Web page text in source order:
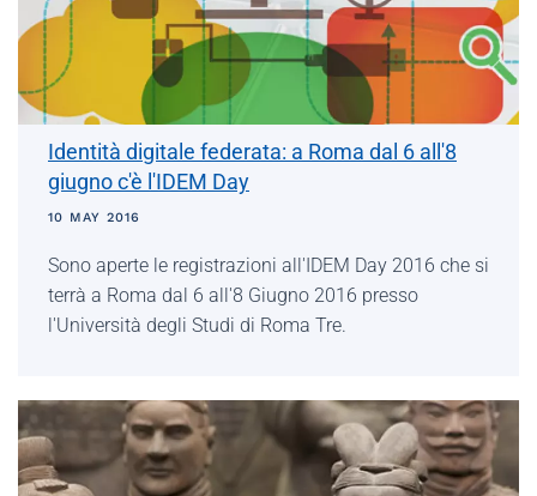
Identità digitale federata: a Roma dal 6 all'8
giugno c'è l'IDEM Day
10 MAY 2016
Sono aperte le registrazioni all'IDEM Day 2016 che si
terrà a Roma dal 6 all'8 Giugno 2016 presso
l'Università degli Studi di Roma Tre.